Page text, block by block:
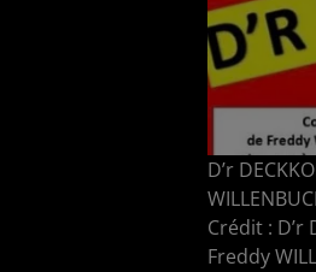
D’r
Crédit : D’r
Freddy